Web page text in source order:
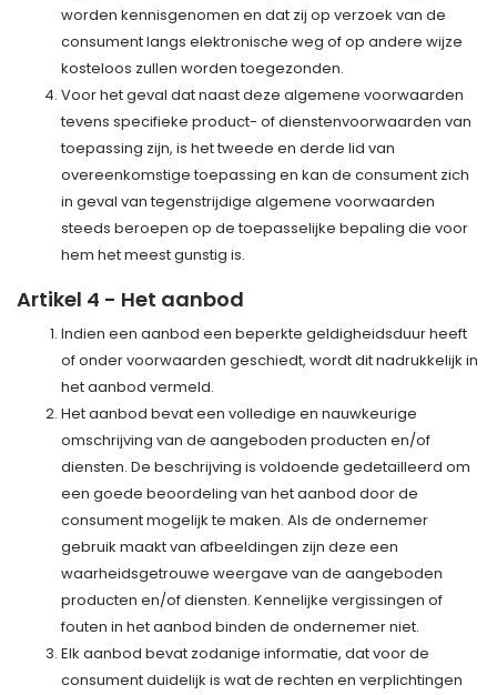
worden kennisgenomen en dat zij op verzoek van de
consument langs elektronische weg of op andere wijze
kosteloos zullen worden toegezonden.
Voor het geval dat naast deze algemene voorwaarden
tevens specifieke product- of dienstenvoorwaarden van
toepassing zijn, is het tweede en derde lid van
overeenkomstige toepassing en kan de consument zich
in geval van tegenstrijdige algemene voorwaarden
steeds beroepen op de toepasselijke bepaling die voor
hem het meest gunstig is.
Artikel 4 - Het aanbod
Indien een aanbod een beperkte geldigheidsduur heeft
of onder voorwaarden geschiedt, wordt dit nadrukkelijk in
het aanbod vermeld.
Het aanbod bevat een volledige en nauwkeurige
omschrijving van de aangeboden producten en/of
diensten. De beschrijving is voldoende gedetailleerd om
een goede beoordeling van het aanbod door de
consument mogelijk te maken. Als de ondernemer
gebruik maakt van afbeeldingen zijn deze een
waarheidsgetrouwe weergave van de aangeboden
producten en/of diensten. Kennelijke vergissingen of
fouten in het aanbod binden de ondernemer niet.
Elk aanbod bevat zodanige informatie, dat voor de
consument duidelijk is wat de rechten en verplichtingen